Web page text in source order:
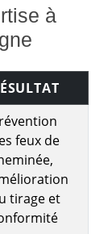
à
feux de
tirage et